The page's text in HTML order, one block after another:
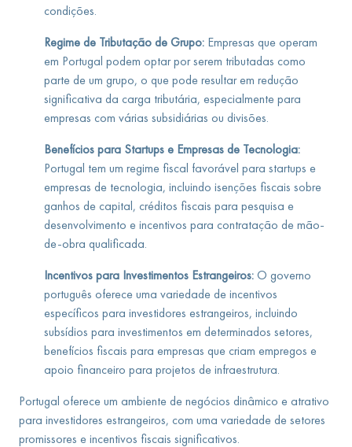
condições.
Regime de Tributação de Grupo: Empresas que operam
em Portugal podem optar por serem tributadas como
parte de um grupo, o que pode resultar em redução
significativa da carga tributária, especialmente para
empresas com várias subsidiárias ou divisões.
Benefícios para Startups e Empresas de Tecnologia:
Portugal tem um regime fiscal favorável para startups e
empresas de tecnologia, incluindo isenções fiscais sobre
ganhos de capital, créditos fiscais para pesquisa e
desenvolvimento e incentivos para contratação de mão-
de-obra qualificada.
Incentivos para Investimentos Estrangeiros: O governo
português oferece uma variedade de incentivos
específicos para investidores estrangeiros, incluindo
subsídios para investimentos em determinados setores,
benefícios fiscais para empresas que criam empregos e
apoio financeiro para projetos de infraestrutura.
Portugal oferece um ambiente de negócios dinâmico e atrativo
para investidores estrangeiros, com uma variedade de setores
promissores e incentivos fiscais significativos.